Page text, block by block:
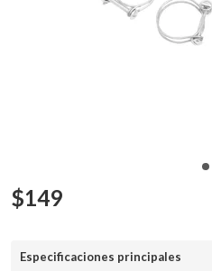
$149
Especificaciones principales